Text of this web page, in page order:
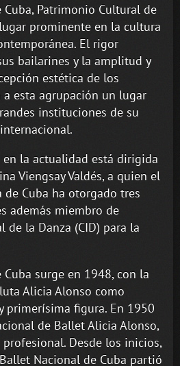
Patrimonio Cultural de
prominente en la cultura
El rigor
bailarines y la amplitud y
estética de los
esta agrupación un lugar
instituciones de su
en la actualidad está dirigida
Viengsay Valdés, a quien el
Cuba ha otorgado tres
además miembro de
de la Danza (CID) para la
surge en 1948, con la
Alicia Alonso como
primerísima figura. En 1950
de Ballet Alicia Alonso,
Desde los inicios,
Nacional de Cuba partió